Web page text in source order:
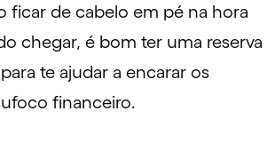
ficar de cabelo em pé na hora
chegar, é bom ter uma reserva
te ajudar a encarar os
financeiro.